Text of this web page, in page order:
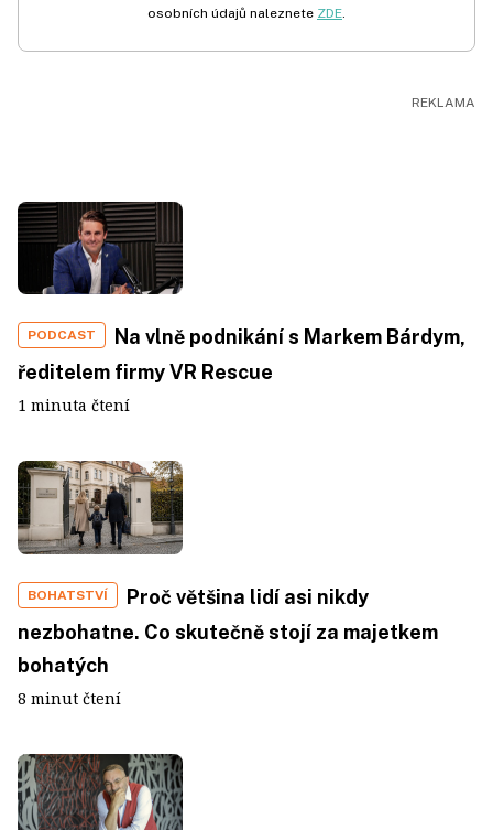
osobních údajů naleznete ZDE.
PODCAST
Na vlně podnikání s Markem Bárdym,
ředitelem firmy VR Rescue
1 minuta čtení
BOHATSTVÍ
Proč většina lidí asi nikdy
nezbohatne. Co skutečně stojí za majetkem
bohatých
8 minut čtení